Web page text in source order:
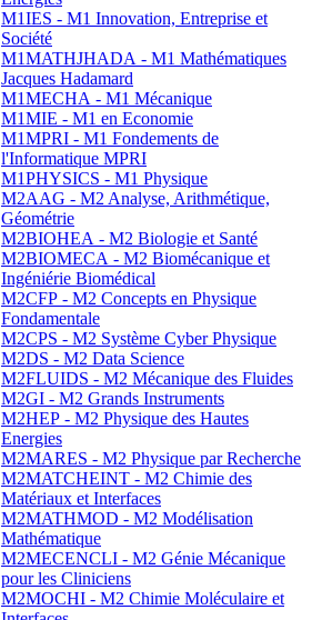
M1IES - M1 Innovation, Entreprise et
Société
M1MATHJHADA - M1 Mathématiques
Jacques Hadamard
M1MECHA - M1 Mécanique
M1MIE - M1 en Economie
M1MPRI - M1 Fondements de
l'Informatique MPRI
M1PHYSICS - M1 Physique
M2AAG - M2 Analyse, Arithmétique,
Géométrie
M2BIOHEA - M2 Biologie et Santé
M2BIOMECA - M2 Biomécanique et
Ingéniérie Biomédical
M2CFP - M2 Concepts en Physique
Fondamentale
M2CPS - M2 Système Cyber Physique
M2DS - M2 Data Science
M2FLUIDS - M2 Mécanique des Fluides
M2GI - M2 Grands Instruments
M2HEP - M2 Physique des Hautes
Energies
M2MARES - M2 Physique par Recherche
M2MATCHEINT - M2 Chimie des
Matériaux et Interfaces
M2MATHMOD - M2 Modélisation
Mathématique
M2MECENCLI - M2 Génie Mécanique
pour les Cliniciens
M2MOCHI - M2 Chimie Moléculaire et